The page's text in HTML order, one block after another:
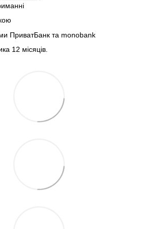
ПриватБанк та monobank
12 місяців.